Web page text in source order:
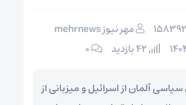
مهر نیوز mehrnews
۰
آلمان از اسرائیل و میزبانی از